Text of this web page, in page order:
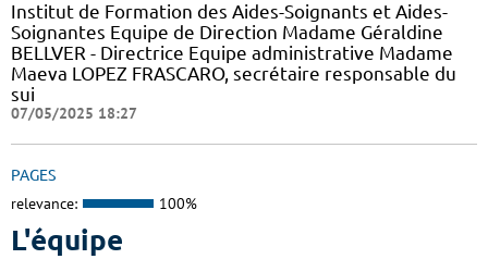
Institut de Formation des Aides-Soignants et Aides-
Soignantes Equipe de Direction Madame Géraldine
BELLVER - Directrice Equipe administrative Madame
Maeva LOPEZ FRASCARO, secrétaire responsable du
sui
07/05/2025 18:27
PAGES
relevance: 100%
L'équipe